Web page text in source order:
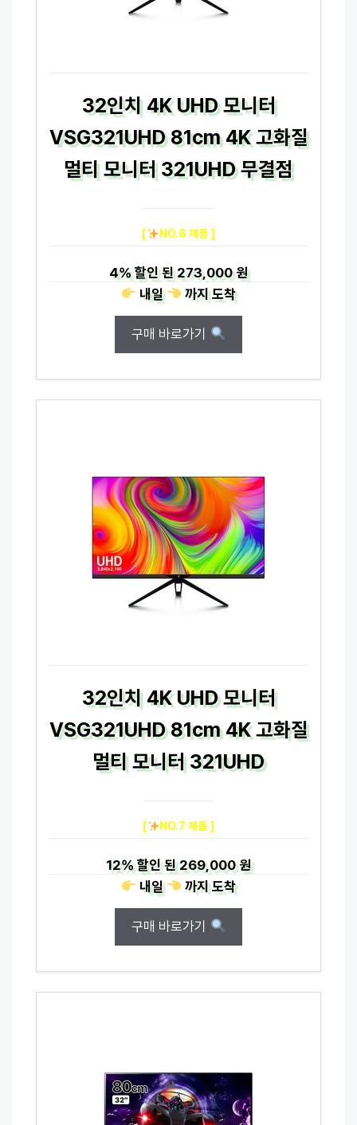
32인치 4K UHD 모니터
VSG321UHD 81cm 4K 고화질
멀티 모니터 321UHD 무결점
[ NO.6 제품 ]
4%할인 된273,000 원
내일
까지도착
구매 바로가기
32인치 4K UHD 모니터
VSG321UHD 81cm 4K 고화질
멀티 모니터 321UHD
[ NO.7 제품 ]
12%할인 된269,000 원
내일
까지도착
구매 바로가기